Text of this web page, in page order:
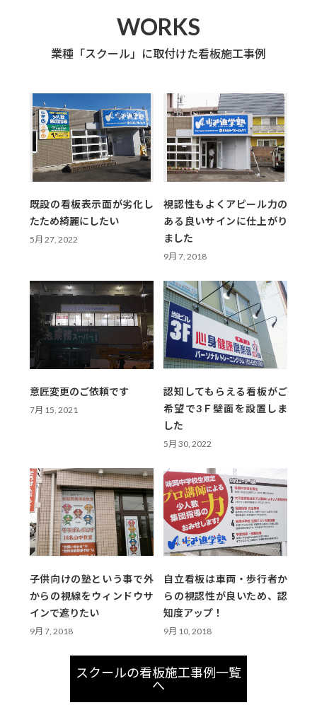
WORKS
業種「スクール」に取付けた看板施工事例
既設の看板表示面が劣化し
たため綺麗にしたい
5月 27, 2022
視認性もよくアピール力の
ある良いサインに仕上がり
ました
9月 7, 2018
意匠変更のご依頼です
7月 15, 2021
認知してもらえる看板がご
希望で3Ｆ壁面を設置しま
した
5月 30, 2022
子供向けの塾という事で外
からの視線をウィンドウサ
インで遮りたい
9月 7, 2018
自立看板は車両・歩行者か
らの視認性が良いため、認
知度アップ！
9月 10, 2018
スクールの看板施工事例一覧
へ